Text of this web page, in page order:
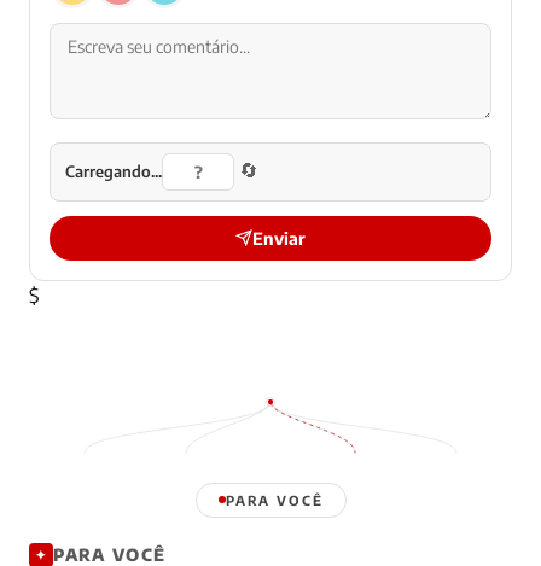
Carregando... 🔄
Enviar
$
PARA VOCÊ
✦ PARA VOCÊ